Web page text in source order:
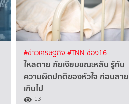
#ข่าวเศรษฐกิจ #TNN ช่อง16
ใหลตาย ภัยเงียบขณะหลับ รู้ทัน
ความผิดปกติของหัวใจ ก่อนสาย
เกินไป
13